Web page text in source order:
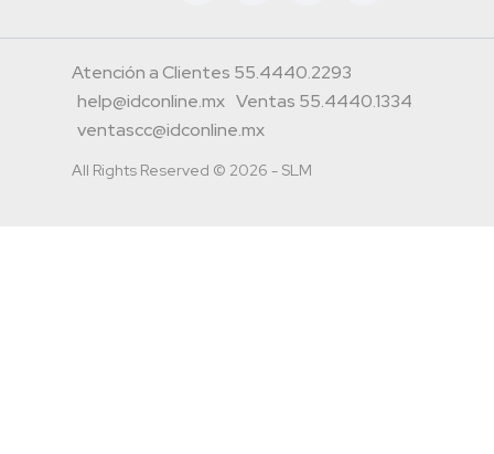
Atención a Clientes 55.4440.2293
help@idconline.mx Ventas 55.4440.1334
ventascc@idconline.mx
All Rights Reserved © 2026 - SLM